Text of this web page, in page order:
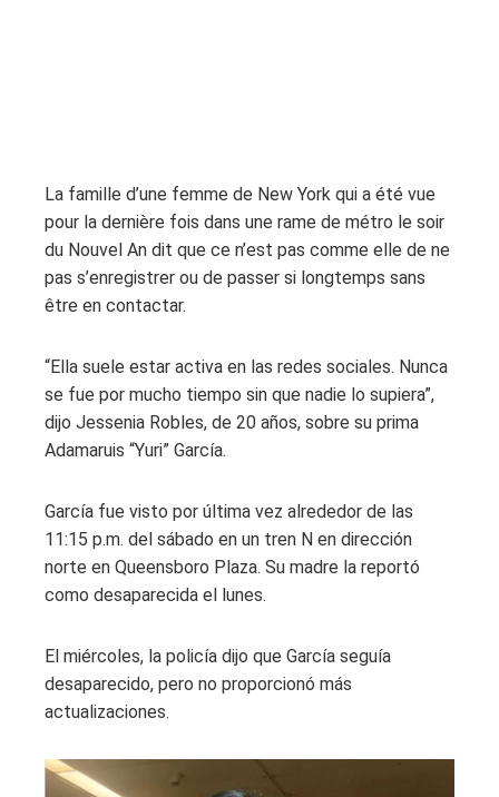
La famille d’une femme de New York qui a été vue
pour la dernière fois dans une rame de métro le soir
du Nouvel An dit que ce n’est pas comme elle de ne
pas s’enregistrer ou de passer si longtemps sans
être en contactar.
“Ella suele estar activa en las redes sociales. Nunca
se fue por mucho tiempo sin que nadie lo supiera”,
dijo Jessenia Robles, de 20 años, sobre su prima
Adamaruis “Yuri” García.
García fue visto por última vez alrededor de las
11:15 p.m. del sábado en un tren N en dirección
norte en Queensboro Plaza. Su madre la reportó
como desaparecida el lunes.
El miércoles, la policía dijo que García seguía
desaparecido, pero no proporcionó más
actualizaciones.